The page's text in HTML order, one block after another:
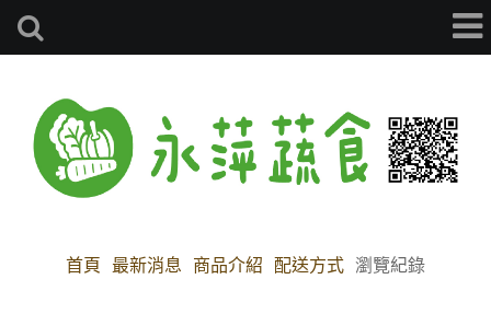
首頁 最新消息 商品介紹 配送方式 瀏覽紀錄